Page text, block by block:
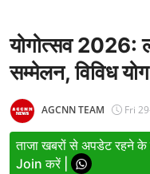
Business
Relationship
Education
Defence & Security
Environment
योगोत्सव 2026:
सम्मेलन, विविध
AGCNN TEAM Fri
ताजा खबरों से अपडेट रहने
Join करें |